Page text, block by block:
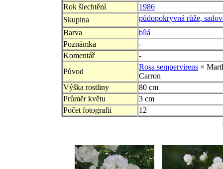
Rok šlechtění
1986
Skupina
půdopokryvná růže,
Barva
bílá
Poznámka
-
Komentář
-
Původ
Rosa sempervirens ×
Carron
Výška rostliny
80 cm
Průměr květu
3 cm
Počet fotografii
12